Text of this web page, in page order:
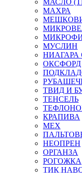
МАСЛО
МАХРА
МУСЛИН
НИАГАРА
ОКСФОРД
ТВИД И
ТЕНСЕЛЬ
КРАПИВА
МЕХ
НЕОПРЕН
ОРГАНЗА
РОГОЖКА
ТИК